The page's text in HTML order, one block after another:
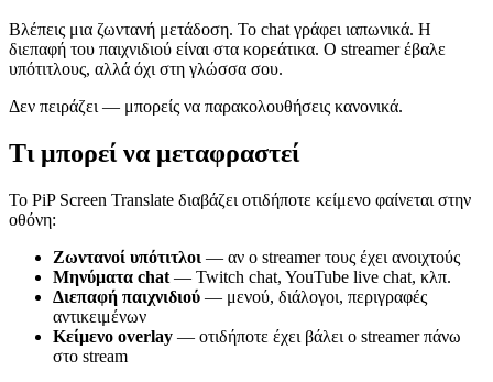
Βλέπεις μια ζωντανή μετάδοση. Το chat γράφει ιαπωνικά. Η
διεπαφή του παιχνιδιού είναι στα κορεάτικα. Ο streamer έβαλε
υπότιτλους, αλλά όχι στη γλώσσα σου.
Δεν πειράζει — μπορείς να παρακολουθήσεις κανονικά.
Τι μπορεί να μεταφραστεί
Το PiP Screen Translate διαβάζει οτιδήποτε κείμενο φαίνεται στην
οθόνη:
Ζωντανοί υπότιτλοι — αν ο streamer τους έχει ανοιχτούς
Μηνύματα chat — Twitch chat, YouTube live chat, κλπ.
Διεπαφή παιχνιδιού — μενού, διάλογοι, περιγραφές
αντικειμένων
Κείμενο overlay — οτιδήποτε έχει βάλει ο streamer πάνω
στο stream